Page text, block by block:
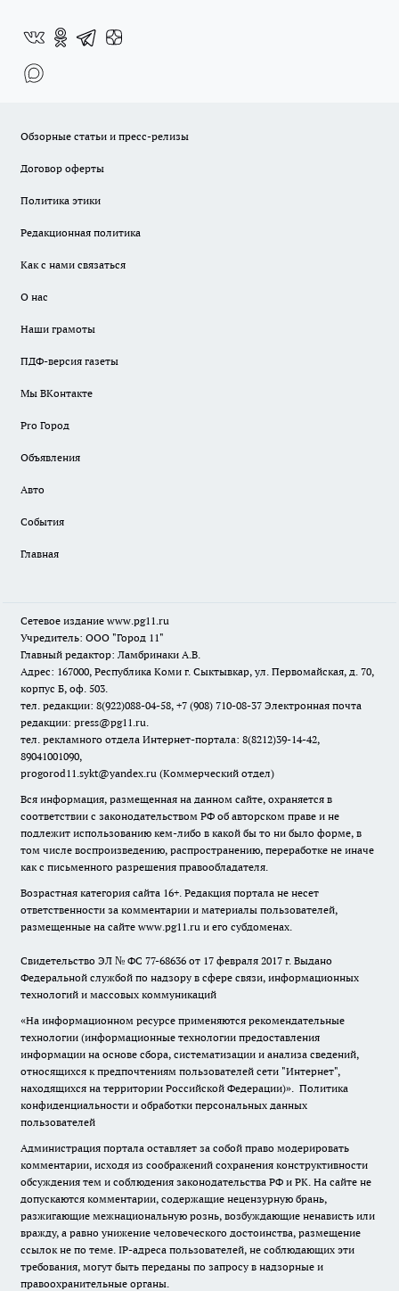
Обзорные статьи и пресс-релизы
Договор оферты
Политика этики
Редакционная политика
Как с нами связаться
О нас
Наши грамоты
ПДФ-версия газеты
Мы ВКонтакте
Pro Город
Объявления
Авто
События
Главная
Сетевое издание www.pg11.ru
Учредитель: ООО "Город 11"
Главный редактор: Ламбринаки А.В.
Адрес: 167000, Республика Коми г. Сыктывкар, ул. Первомайская, д. 70,
корпус Б, оф. 503.
тел. редакции: 8(922)088-04-58, +7 (908) 710-08-37 Электронная почта
редакции: press@pg11.ru.
тел. рекламного отдела Интернет-портала: 8(8212)39-14-42,
89041001090,
progorod11.sykt@yandex.ru (Коммерческий отдел)
Вся информация, размещенная на данном сайте, охраняется в
соответствии с законодательством РФ об авторском праве и не
подлежит использованию кем-либо в какой бы то ни было форме, в
том числе воспроизведению, распространению, переработке не иначе
как с письменного разрешения правообладателя.
Возрастная категория сайта 16+. Редакция портала не несет
ответственности за комментарии и материалы пользователей,
размещенные на сайте www.pg11.ru и его субдоменах.
Свидетельство ЭЛ № ФС 77-68636 от 17 февраля 2017 г. Выдано
Федеральной службой по надзору в сфере связи, информационных
технологий и массовых коммуникаций
«На информационном ресурсе применяются рекомендательные
технологии (информационные технологии предоставления
информации на основе сбора, систематизации и анализа сведений,
относящихся к предпочтениям пользователей сети "Интернет",
находящихся на территории Российской Федерации)». Политика
конфиденциальности и обработки персональных данных
пользователей
Администрация портала оставляет за собой право модерировать
комментарии, исходя из соображений сохранения конструктивности
обсуждения тем и соблюдения законодательства РФ и РК. На сайте не
допускаются комментарии, содержащие нецензурную брань,
разжигающие межнациональную рознь, возбуждающие ненависть или
вражду, а равно унижение человеческого достоинства, размещение
ссылок не по теме. IP-адреса пользователей, не соблюдающих эти
требования, могут быть переданы по запросу в надзорные и
правоохранительные органы.